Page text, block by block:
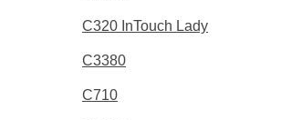
C320 InTouch Lady
C3380
C710